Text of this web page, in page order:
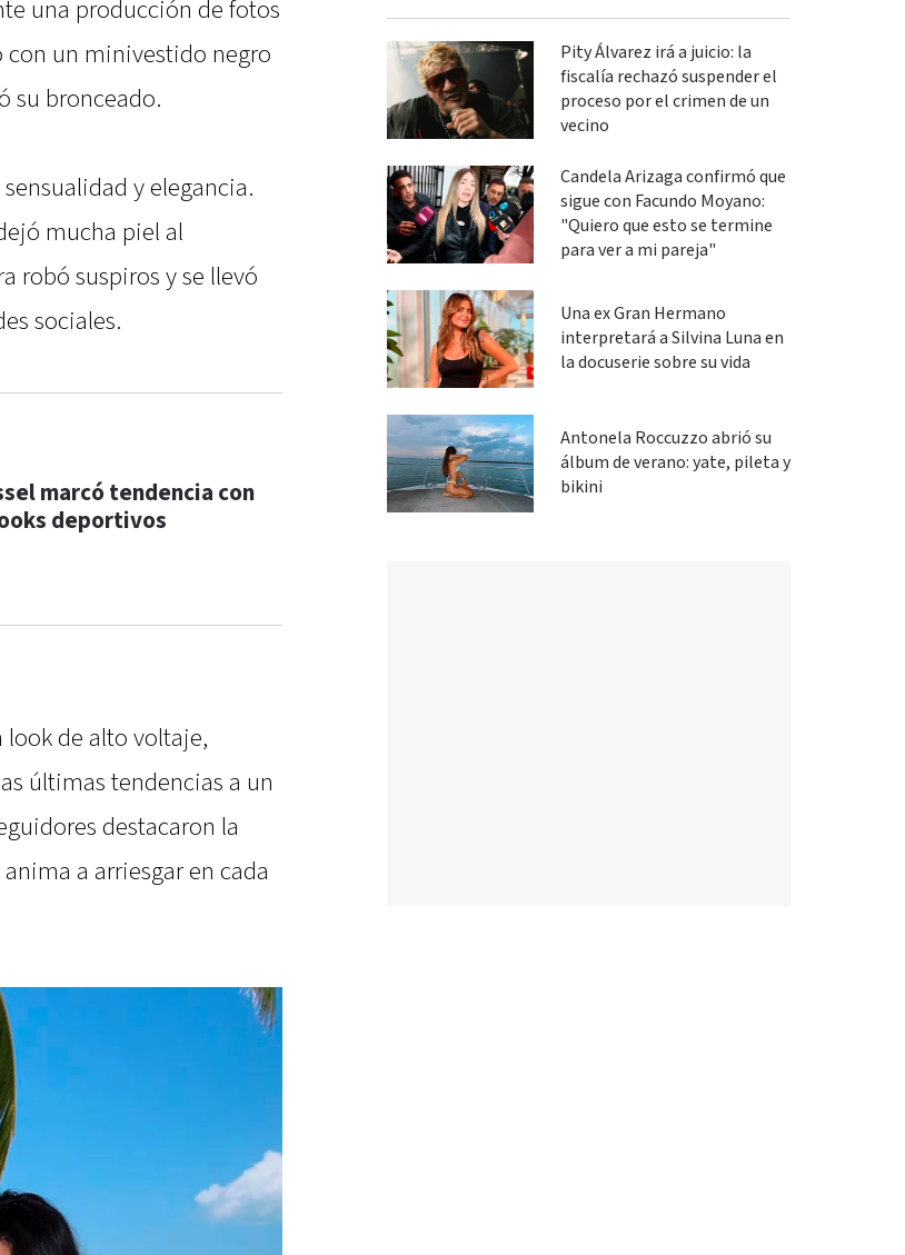
una producción de fotos
con un minivestido negro
su bronceado.
y elegancia.
mucha piel al
robó suspiros y se llevó
sociales.
marcó tendencia con
deportivos
de alto voltaje,
últimas tendencias a un
destacaron la
a arriesgar en cada
Pity Álvarez irá a juicio: la
fiscalía rechazó suspender el
proceso por el crimen de un
vecino
Candela Arizaga confirmó que
sigue con Facundo Moyano:
"Quiero que esto se termine
para ver a mi pareja"
Una ex Gran Hermano
interpretará a Silvina Luna en
la docuserie sobre su vida
Antonela Roccuzzo abrió su
álbum de verano: yate, pileta y
bikini